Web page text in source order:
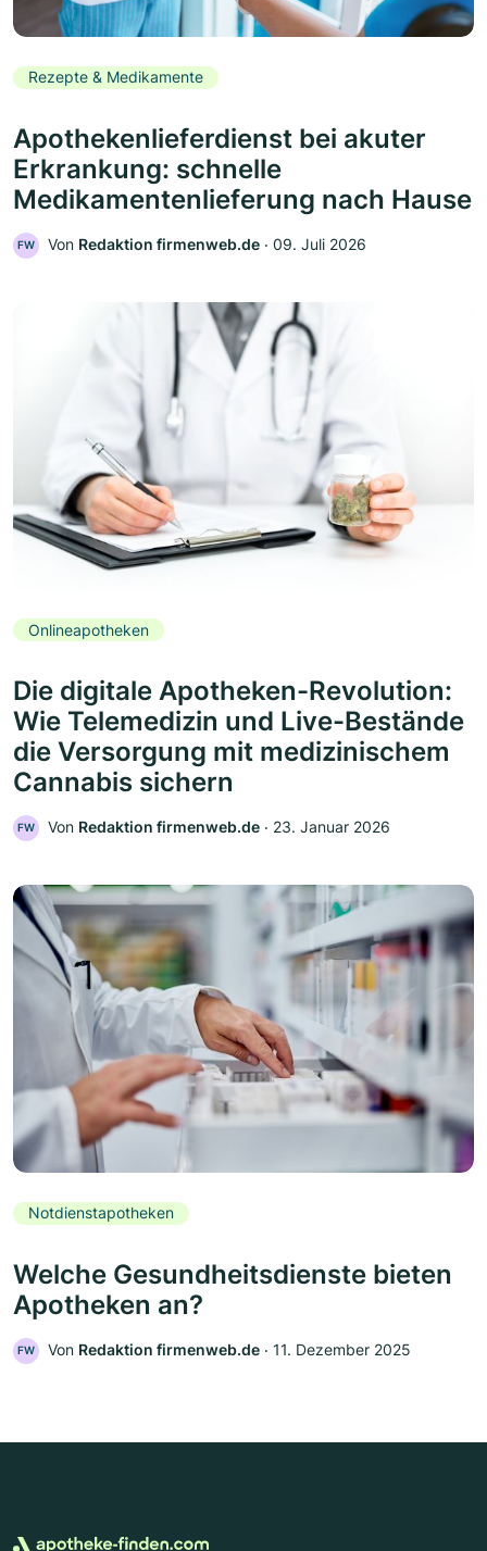
Rezepte & Medikamente
Apothekenlieferdienst bei akuter
Erkrankung: schnelle
Medikamentenlieferung nach Hause
FW Von Redaktion firmenweb.de ‧ 09. Juli 2026
Onlineapotheken
Die digitale Apotheken-Revolution:
Wie Telemedizin und Live-Bestände
die Versorgung mit medizinischem
Cannabis sichern
FW Von Redaktion firmenweb.de ‧ 23. Januar 2026
Notdienstapotheken
Welche Gesundheitsdienste bieten
Apotheken an?
FW Von Redaktion firmenweb.de ‧ 11. Dezember 2025